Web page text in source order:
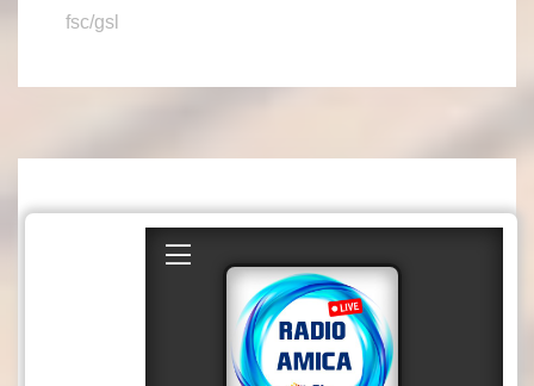
fsc/gsl
Pari senza reti a Bruges, Juve
sicura dei play-off Champion